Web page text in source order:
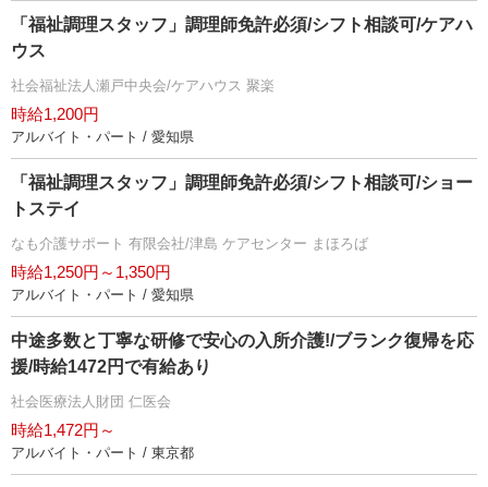
「福祉調理スタッフ」調理師免許必須/シフト相談可/ケアハ
ウス
社会福祉法人瀬戸中央会/ケアハウス 聚楽
時給1,200円
アルバイト・パート / 愛知県
「福祉調理スタッフ」調理師免許必須/シフト相談可/ショー
トステイ
なも介護サポート 有限会社/津島 ケアセンター まほろば
時給1,250円～1,350円
アルバイト・パート / 愛知県
中途多数と丁寧な研修で安心の入所介護!/ブランク復帰を応
援/時給1472円で有給あり
社会医療法人財団 仁医会
時給1,472円～
アルバイト・パート / 東京都